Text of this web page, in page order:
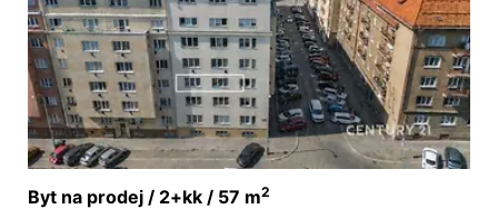
Byt na prodej / 2+kk / 57 m2